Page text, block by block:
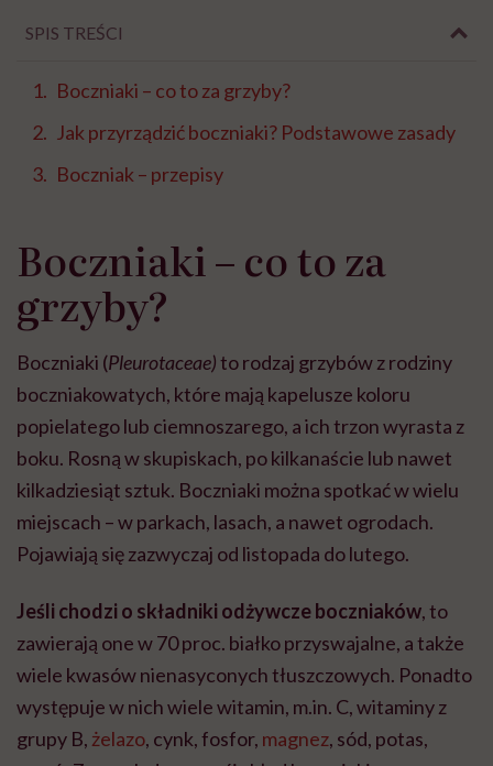
SPIS TREŚCI
Boczniaki – co to za grzyby?
Jak przyrządzić boczniaki? Podstawowe zasady
Boczniak – przepisy
Boczniaki – co to za
grzyby?
Boczniaki (Pleurotaceae)to rodzaj grzybów z rodziny
boczniakowatych, które mają kapelusze koloru
popielatego lub ciemnoszarego, a ich trzon wyrasta z
boku. Rosną w skupiskach, po kilkanaście lub nawet
kilkadziesiąt sztuk. Boczniaki można spotkać w wielu
miejscach – w parkach, lasach, a nawet ogrodach.
Pojawiają się zazwyczaj od listopada do lutego.
Jeśli chodzi o składniki odżywcze boczniaków, to
zawierają one w 70 proc. białko przyswajalne, a także
wiele kwasów nienasyconych tłuszczowych. Ponadto
występuje w nich wiele witamin, m.in. C, witaminy z
grupy B, żelazo, cynk, fosfor, magnez, sód, potas,